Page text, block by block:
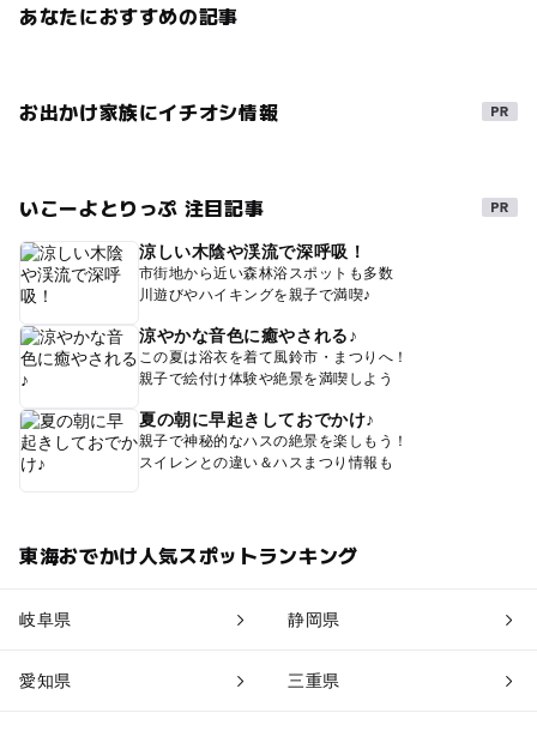
あなたにおすすめの記事
お出かけ家族にイチオシ情報
いこーよとりっぷ 注目記事
涼しい木陰や渓流で深呼吸！
市街地から近い森林浴スポットも多数
川遊びやハイキングを親子で満喫♪
涼やかな音色に癒やされる♪
この夏は浴衣を着て風鈴市・まつりへ！
親子で絵付け体験や絶景を満喫しよう
夏の朝に早起きしておでかけ♪
親子で神秘的なハスの絶景を楽しもう！
スイレンとの違い＆ハスまつり情報も
東海おでかけ人気スポットランキング
岐阜県 静岡県
愛知県 三重県